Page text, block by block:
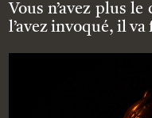
Vous n’avez plus
l’avez invoqué, il